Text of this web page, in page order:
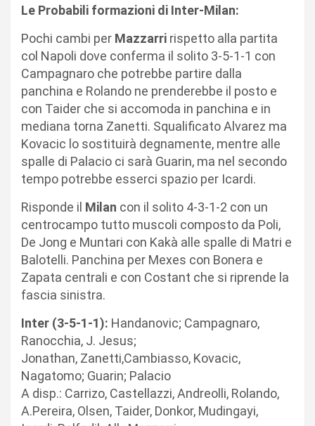
Le Probabili formazioni di Inter-Milan:
Pochi cambi per Mazzarri rispetto alla partita
col Napoli dove conferma il solito 3-5-1-1 con
Campagnaro che potrebbe partire dalla
panchina e Rolando ne prenderebbe il posto e
con Taider che si accomoda in panchina e in
mediana torna Zanetti. Squalificato Alvarez ma
Kovacic lo sostituirà degnamente, mentre alle
spalle di Palacio ci sarà Guarin, ma nel secondo
tempo potrebbe esserci spazio per Icardi.
Risponde il Milan con il solito 4-3-1-2 con un
centrocampo tutto muscoli composto da Poli,
De Jong e Muntari con Kakà alle spalle di Matri e
Balotelli. Panchina per Mexes con Bonera e
Zapata centrali e con Costant che si riprende la
fascia sinistra.
Inter (3-5-1-1): Handanovic; Campagnaro,
Ranocchia, J. Jesus;
Jonathan, Zanetti,Cambiasso, Kovacic,
Nagatomo; Guarin; Palacio
A disp.: Carrizo, Castellazzi, Andreolli, Rolando,
A.Pereira, Olsen, Taider, Donkor, Mudingayi,